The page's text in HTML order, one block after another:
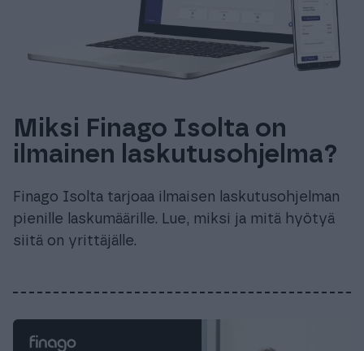
Miksi Finago Isolta on
ilmainen laskutusohjelma?
Finago Isolta tarjoaa ilmaisen laskutusohjelman
pienille laskumäärille. Lue, miksi ja mitä hyötyä
siitä on yrittäjälle.